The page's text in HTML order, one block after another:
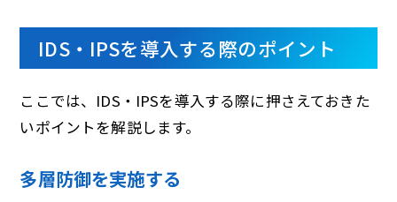
IDS・IPSを導入する際のポイント
ここでは、IDS・IPSを導入する際に押さえておきた
いポイントを解説します。
多層防御を実施する